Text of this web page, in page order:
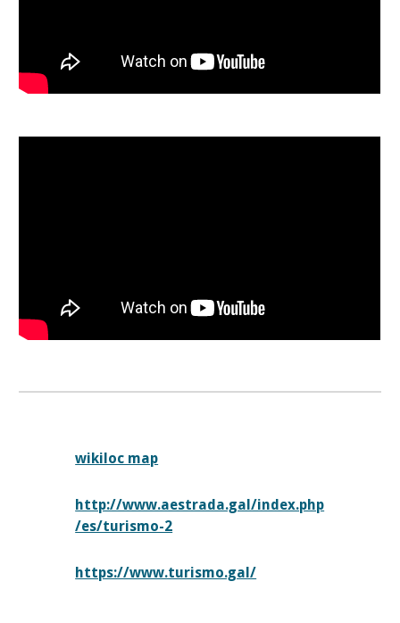
wikiloc map
http://www.aestrada.gal/index.php
/es/turismo-2
https://www.turismo.gal/